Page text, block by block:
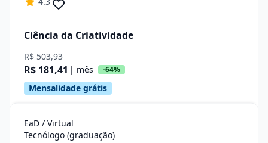
Ciência da Criatividade
R$ 503,93
R$ 181,41 | mês -64%
Mensalidade grátis
EaD / Virtual
Tecnólogo (graduação)